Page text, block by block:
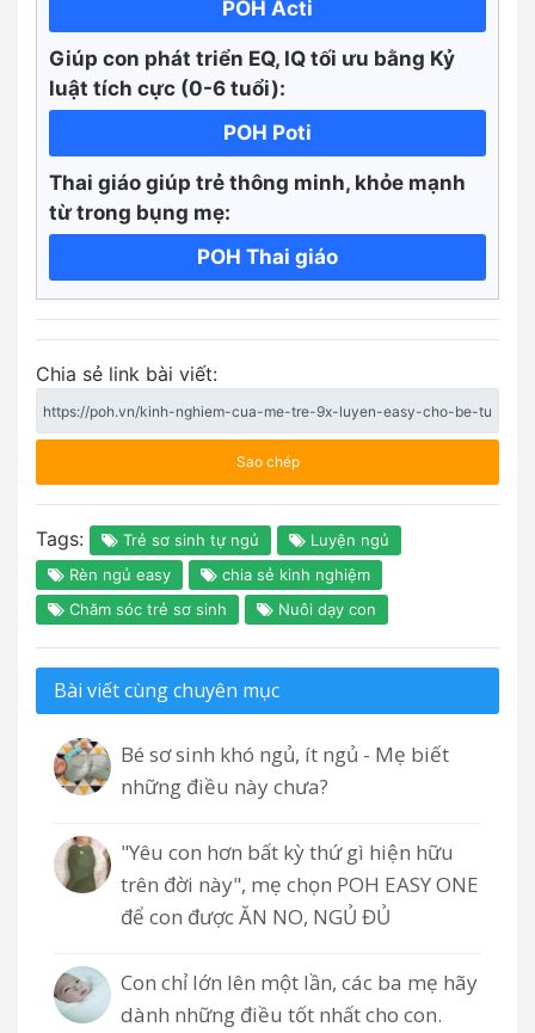
POH Acti
Giúp con phát triển EQ, IQ tối ưu bằng Kỷ
luật tích cực (0-6 tuổi):
POH Poti
Thai giáo giúp trẻ thông minh, khỏe mạnh
từ trong bụng mẹ:
POH Thai giáo
Chia sẻ link bài viết:
Sao chép
Tags: Trẻ sơ sinh tự ngủ
Luyện ngủ
Rèn ngủ easy
chia sẻ kinh nghiệm
Chăm sóc trẻ sơ sinh
Nuôi dạy con
Bài viết cùng chuyên mục
Bé sơ sinh khó ngủ, ít ngủ - Mẹ biết
những điều này chưa?
"Yêu con hơn bất kỳ thứ gì hiện hữu
trên đời này", mẹ chọn POH EASY ONE
để con được ĂN NO, NGỦ ĐỦ
Con chỉ lớn lên một lần, các ba mẹ hãy
dành những điều tốt nhất cho con.